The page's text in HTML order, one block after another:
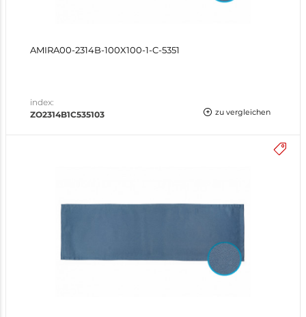
AMIRA00-2314B-100X100-1-C-5351
index:
ZO2314B1C535103
zu vergleichen